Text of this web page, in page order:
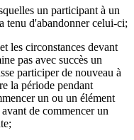
un participant à un
tenu d'abandonner celui-ci;
les circonstances devant
pas avec succès un
participer de nouveau à
la période pendant
un ou un élément
de commencer un